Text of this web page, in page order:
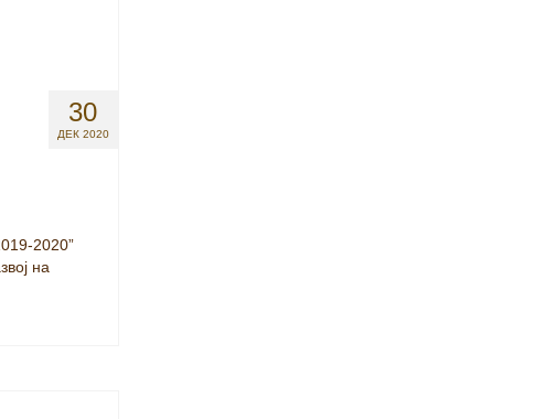
30
ДЕК 2020
2020”
на